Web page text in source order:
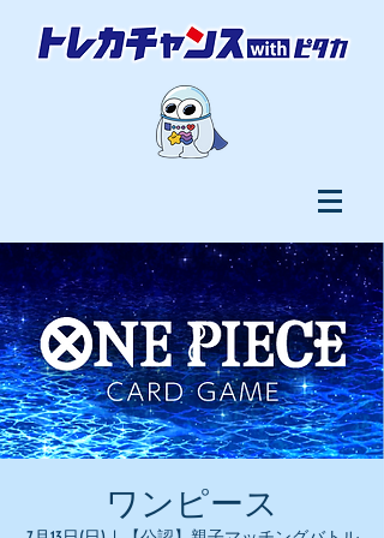
ワンピース